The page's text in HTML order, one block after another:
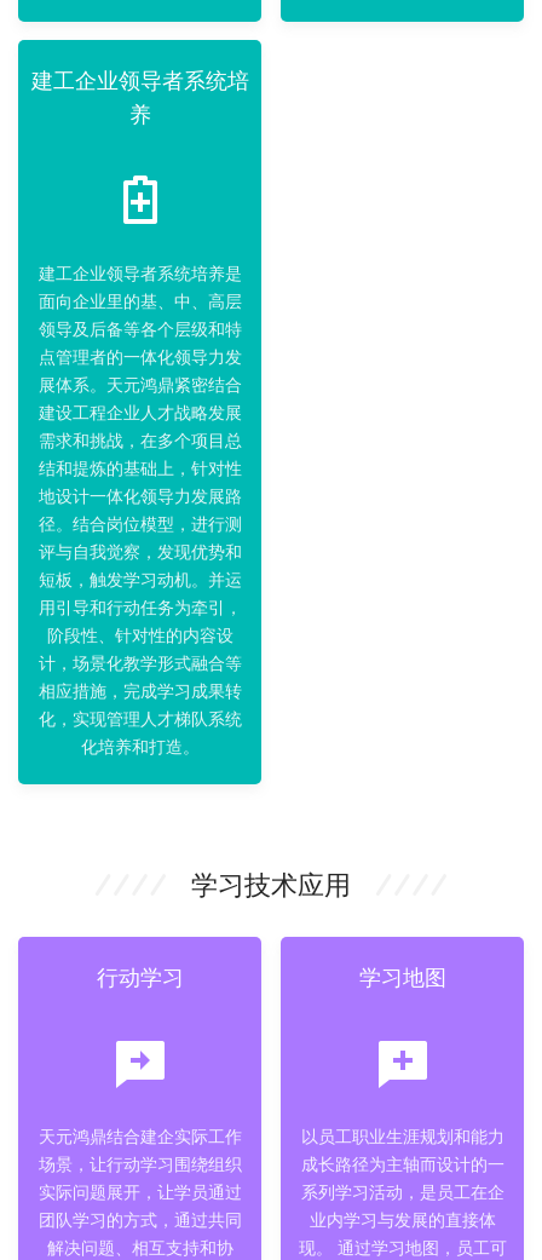
建工企业领导者系统培
养
建工企业领导者系统培养是
面向企业里的基、中、高层
领导及后备等各个层级和特
点管理者的一体化领导力发
展体系。天元鸿鼎紧密结合
建设工程企业人才战略发展
需求和挑战，在多个项目总
结和提炼的基础上，针对性
地设计一体化领导力发展路
径。结合岗位模型，进行测
评与自我觉察，发现优势和
短板，触发学习动机。并运
用引导和行动任务为牵引，
阶段性、针对性的内容设
计，场景化教学形式融合等
相应措施，完成学习成果转
化，实现管理人才梯队系统
化培养和打造。
学习技术应用
行动学习
天元鸿鼎结合建企实际工作
场景，让行动学习围绕组织
实际问题展开，让学员通过
团队学习的方式，通过共同
解决问题、相互支持和协
学习地图
以员工职业生涯规划和能力
成长路径为主轴而设计的一
系列学习活动，是员工在企
业内学习与发展的直接体
现。 通过学习地图，员工可